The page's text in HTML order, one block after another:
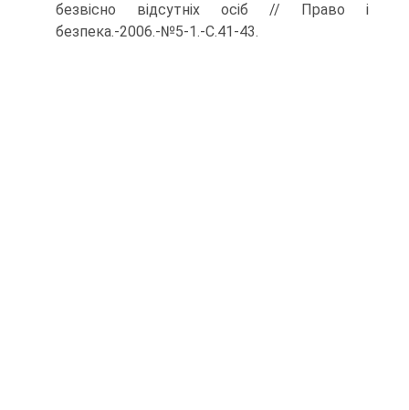
безвісно відсутніх осіб // Право і
безпека.-2006.-№5-1.-С.41-43.